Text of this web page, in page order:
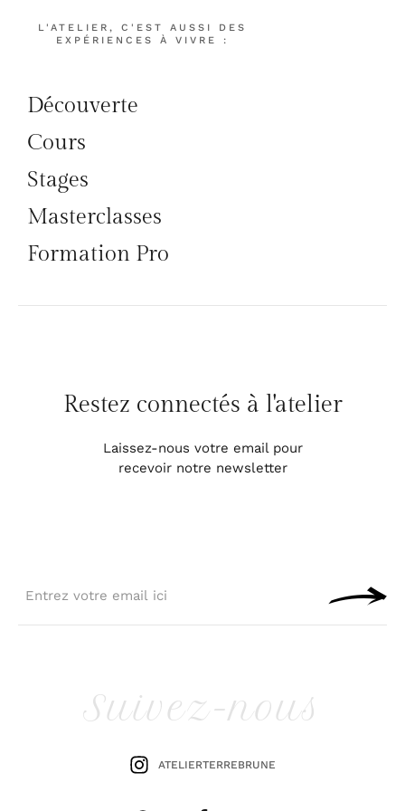
L'ATELIER, C'EST AUSSI DES
EXPÉRIENCES À VIVRE :
Découverte
Cours
Stages
Masterclasses
Formation Pro
Restez connectés à l'atelier
Laissez-nous votre email pour
recevoir notre newsletter
Suivez-nous
ATELIERTERREBRUNE